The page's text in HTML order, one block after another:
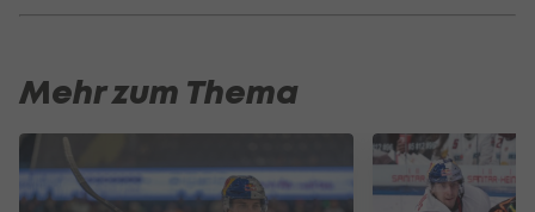
Mehr zum Thema